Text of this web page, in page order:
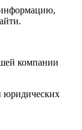
информацию,
компании
юридических